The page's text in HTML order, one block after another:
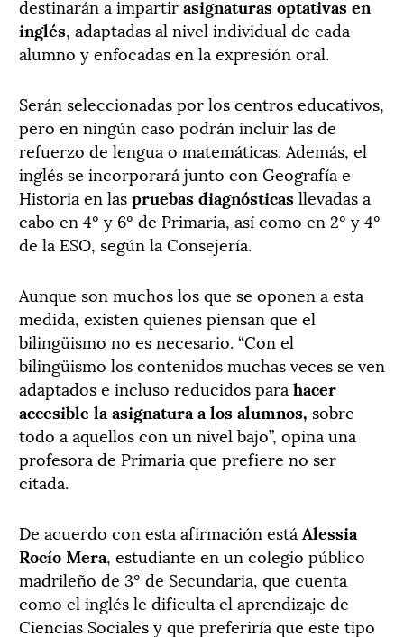
destinarán a impartirasignaturas optativas en
inglés, adaptadas al nivel individual de cada
alumno y enfocadas en la expresión oral.
Serán seleccionadas por los centros educativos,
pero en ningún caso podrán incluir las de
refuerzo de lengua o matemáticas. Además, el
inglés se incorporará junto con Geografía e
Historia en laspruebas diagnósticasllevadas a
cabo en 4º y 6º de Primaria, así como en 2º y 4º
de la ESO, según la Consejería.
Aunque son muchos los que se oponen a esta
medida, existen quienes piensan que el
bilingüismo no es necesario. “Con el
bilingüismo los contenidos muchas veces se ven
adaptados e incluso reducidos para hacer
accesible la asignatura a los alumnos, sobre
todo a aquellos con un nivel bajo”, opina una
profesora de Primaria que prefiere no ser
citada.
De acuerdo con esta afirmación está Alessia
Rocío Mera, estudiante en un colegio público
madrileño de 3º de Secundaria, que cuenta
como el inglés le dificulta el aprendizaje de
Ciencias Sociales y que preferiría que este tipo